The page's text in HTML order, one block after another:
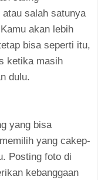
salah satunya
akan lebih
bisa seperti itu,
ketika masih
dulu.
yang bisa
yang cakep-
Posting foto di
kebanggaan